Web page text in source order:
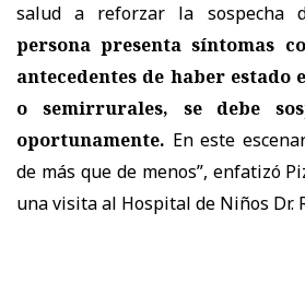
salud a reforzar la sospecha
persona presenta síntomas
antecedentes de haber estado
o semirrurales, se debe
oportunamente. En este
de más que de menos”, enfatizó
una visita al Hospital de Niños Dr.